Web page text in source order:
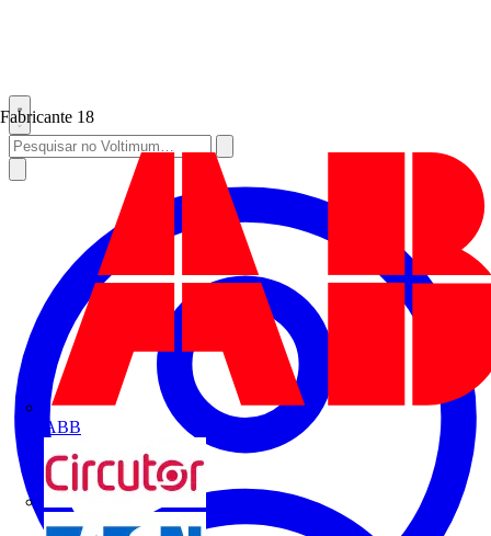
Fabricante 18
ABB
CIRCUTOR